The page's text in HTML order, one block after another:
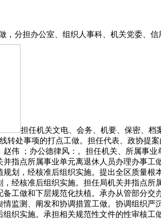
，分担办公室、组织人事科、机关党委、
担任机关文电、会务、机要、保密、档
处事项的打点工做。担任代表、政协提
伟 ；办公德律风：。担任机关、所属事
指点所属事业单元离退休人员办理办事工
划，经核准后组织实施。提出全区质量根
经核准后组织实施。担任局机关并指点所
工做和下层规范化扶植。承办从管部分交
监测、阐发和协调措置工做。协调组织严
织实施。承担相关规范性文件的性审核工